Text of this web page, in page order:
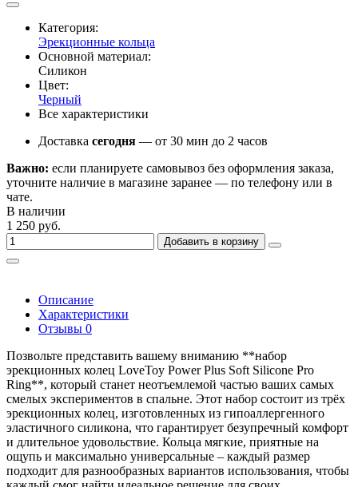
Категория:
Эрекционные кольца
Основной материал:
Силикон
Цвет:
Черный
Все характеристики
Доставка сегодня — от 30 мин до 2 часов
Важно: если планируете самовывоз без оформления заказа,
уточните наличие в магазине заранее — по телефону или в
чате.
В наличии
1 250 руб.
Добавить в корзину
Описание
Характеристики
Отзывы 0
Позвольте представить вашему вниманию **набор
эрекционных колец LoveToy Power Plus Soft Silicone Pro
Ring**, который станет неотъемлемой частью ваших самых
смелых экспериментов в спальне. Этот набор состоит из трёх
эрекционных колец, изготовленных из гипоаллергенного
эластичного силикона, что гарантирует безупречный комфорт
и длительное удовольствие. Кольца мягкие, приятные на
ощупь и максимально универсальные – каждый размер
подходит для разнообразных вариантов использования, чтобы